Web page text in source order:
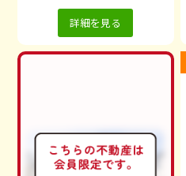
詳細を見る